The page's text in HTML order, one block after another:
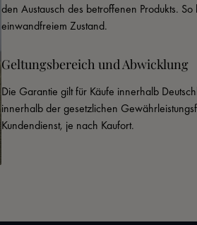
den Austausch des betroffenen Produkts.
einwandfreiem Zustand.
Geltungsbereich und Abwicklung
Die Garantie gilt für Käufe innerhalb
innerhalb der gesetzlichen
Kundendienst, je nach Kaufort.